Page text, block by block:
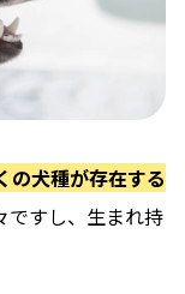
の犬種が存在する
ですし、生まれ持